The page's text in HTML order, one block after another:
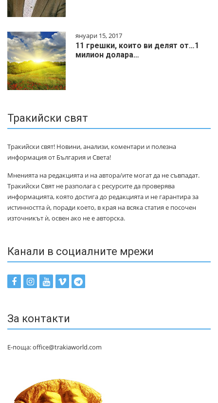
януари 15, 2017
11 грешки, които ви делят от…1
милиoн дoлapa…
Тракийски свят
Тракийски свят! Новини, анализи, коментари и полезна
информация от България и Света!
Мненията на редакцията и на автора/ите могат да не съвпадат.
Тракийски Свят не разполага с ресурсите да проверява
информацията, която достига до редакцията и не гарантира за
истинността ѝ, поради което, в края на всяка статия е посочен
източникът ѝ, освен ако не е авторска.
Канали в социалните мрежи
За контакти
Е-поща: office@trakiaworld.com